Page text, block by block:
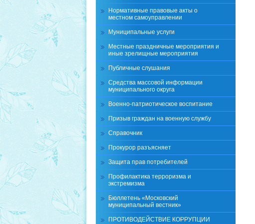
Нормативные правовые акты о
местном самоуправлении
Муниципальные услуги
Местные праздничные мероприятия и
иные зрелищные мероприятия
Публичные слушания
Средства массовой информации
муниципального округа
Военно-патриотическое воспитание
Призыв граждан на военную службу
Справочник
Прокурор разъясняет
Защита прав потребителей
Профилактика терроризма и
экстремизма
Бюллетень «Московский
муниципальный вестник»
ПРОТИВОДЕЙСТВИЕ КОРРУПЦИИ